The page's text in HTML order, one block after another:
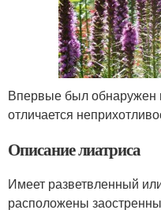
Впервые был обнаружен
отличается
Описание лиатриса
Имеет разветвленный
расположены